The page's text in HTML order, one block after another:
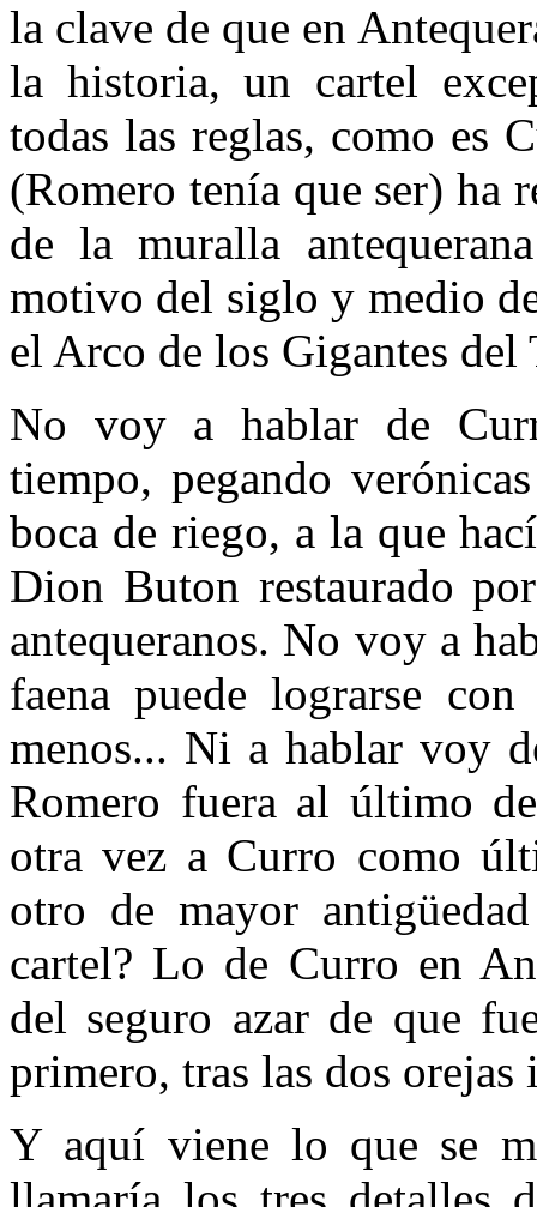
la clave de que en
la historia, un cartel
todas las reglas, como es
(Romero tenía que ser) ha
de la muralla
motivo del siglo y medio
el Arco de los Gigantes
No voy a hablar de
tiempo, pegando
boca de riego, a la que
Dion Buton restaurado
antequeranos. No voy a
faena puede lograrse
menos... Ni a hablar voy
Romero fuera al último
otra vez a Curro como
otro de mayor
cartel? Lo de Curro en
del seguro azar de que
primero, tras las dos
Y aquí viene lo que se